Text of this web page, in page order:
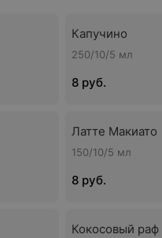
Капучино
250/10/5 мл
8 руб.
Латте Макиато
150/10/5 мл
8 руб.
Кокосовый раф